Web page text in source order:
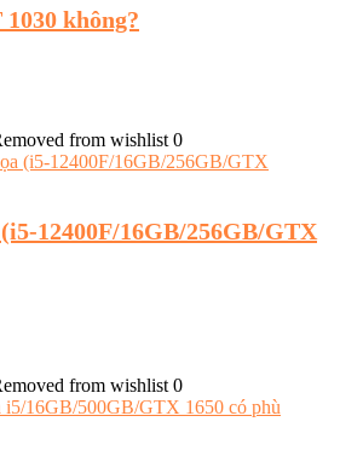
không?
from wishlist 0
12400F/16GB/256GB/GTX
from wishlist 0